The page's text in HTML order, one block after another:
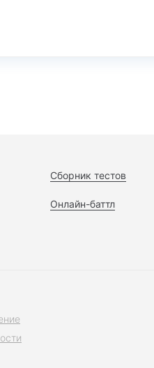
Сборник тестов
Онлайн-баттл